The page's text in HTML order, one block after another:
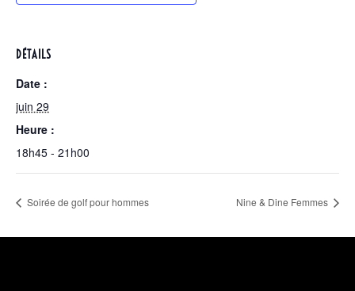
DÉTAILS
Date :
juin 29
Heure :
18h45 - 21h00
Soirée de golf pour hommes Nine & Dine Femmes